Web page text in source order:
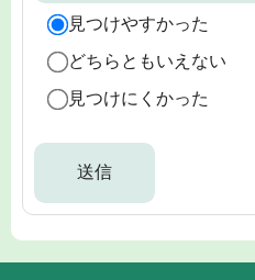
見つけやすかった
どちらともいえない
見つけにくかった